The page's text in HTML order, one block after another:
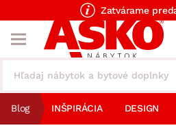
Zatvárame
Blog INŠPIRÁCIA DESIGN